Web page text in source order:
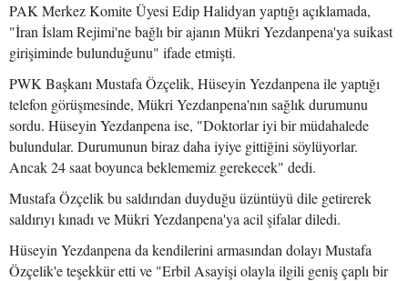
PAK Merkez Komite Üyesi Edip Halidyan yaptığı açıklamada,
"İran İslam Rejimi'ne bağlı bir ajanın Mükri Yezdanpena'ya suikast
girişiminde bulunduğunu" ifade etmişti.
PWK Başkanı Mustafa Özçelik, Hüseyin Yezdanpena ile yaptığı
telefon görüşmesinde, Mükri Yezdanpena'nın sağlık durumunu
sordu. Hüseyin Yezdanpena ise, "Doktorlar iyi bir müdahalede
bulundular. Durumunun biraz daha iyiye gittiğini söylüyorlar.
Ancak 24 saat boyunca beklememiz gerekecek" dedi.
Mustafa Özçelik bu saldırıdan duyduğu üzüntüyü dile getirerek
saldırıyı kınadı ve Mükri Yezdanpena'ya acil şifalar diledi.
Hüseyin Yezdanpena da kendilerini armasından dolayı Mustafa
Özçelik'e teşekkür etti ve "Erbil Asayişi olayla ilgili geniş çaplı bir